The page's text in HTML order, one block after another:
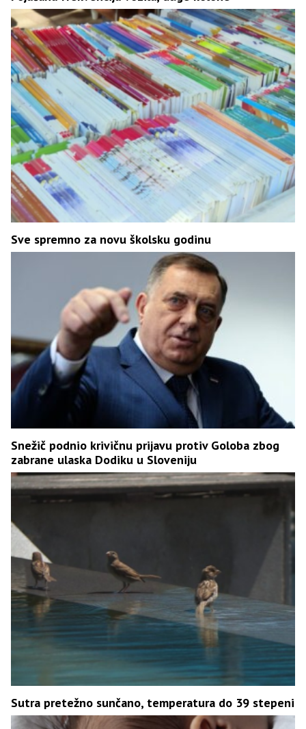
Sve spremno za novu školsku godinu
Snežič podnio krivičnu prijavu protiv Goloba zbog
zabrane ulaska Dodiku u Sloveniju
Sutra pretežno sunčano, temperatura do 39 stepeni